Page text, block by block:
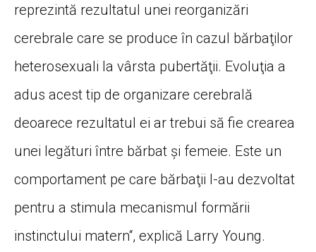
reprezintă rezultatul unei reorganizări
cerebrale care se produce în cazul bărbaţilor
heterosexuali la vârsta pubertăţii. Evoluţia a
adus acest tip de organizare cerebrală
deoarece rezultatul ei ar trebui să fie crearea
unei legături între bărbat şi femeie. Este un
comportament pe care bărbaţii l-au dezvoltat
pentru a stimula mecanismul formării
instinctului matern“, explică Larry Young.